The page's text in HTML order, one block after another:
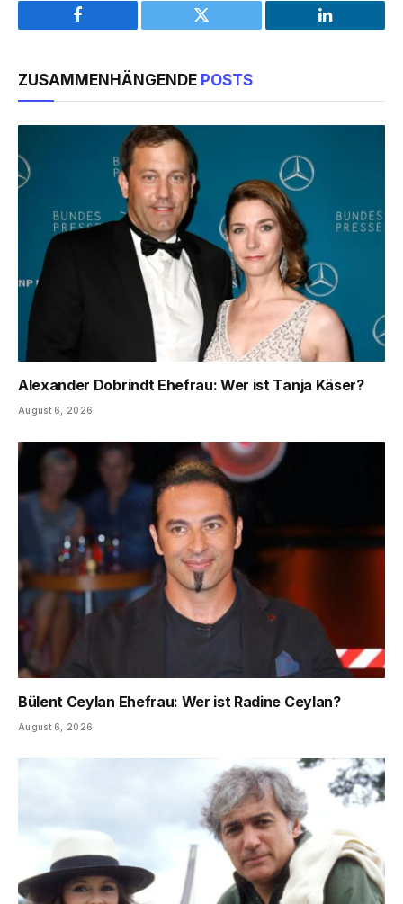
Facebook Twitter LinkedIn
ZUSAMMENHÄNGENDE POSTS
Alexander Dobrindt Ehefrau: Wer ist Tanja Käser?
August 6, 2026
Bülent Ceylan Ehefrau: Wer ist Radine Ceylan?
August 6, 2026